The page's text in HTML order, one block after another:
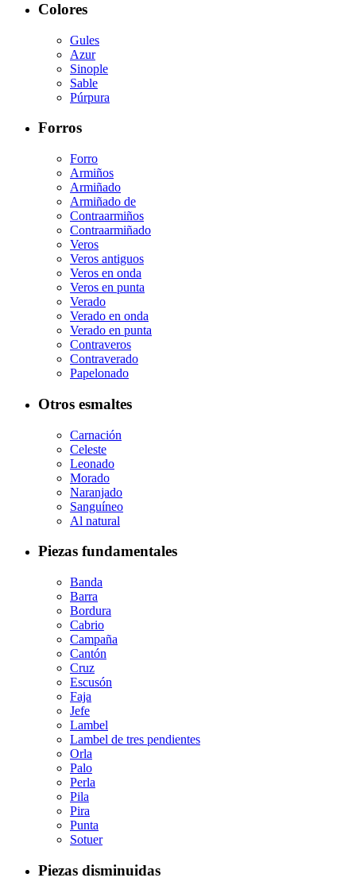
Colores
Gules
Azur
Sinople
Sable
Púrpura
Forros
Forro
Armiños
Armiñado
Armiñado de
Contraarmiños
Contraarmiñado
Veros
Veros antiguos
Veros en onda
Veros en punta
Verado
Verado en onda
Verado en punta
Contraveros
Contraverado
Papelonado
Otros esmaltes
Carnación
Celeste
Leonado
Morado
Naranjado
Sanguíneo
Al natural
Piezas fundamentales
Banda
Barra
Bordura
Cabrio
Campaña
Cantón
Cruz
Escusón
Faja
Jefe
Lambel
Lambel de tres pendientes
Orla
Palo
Perla
Pila
Pira
Punta
Sotuer
Piezas disminuidas